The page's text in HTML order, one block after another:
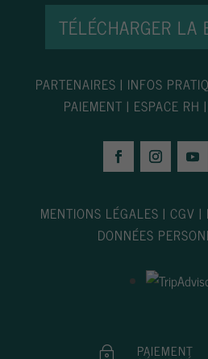
TÉLÉCHARGER LA
PARTENAIRES | INFOS
PAIEMENT | ESPACE RH |
MENTIONS LÉGALES |CGV |
DONNÉES
~ PAIEMENT